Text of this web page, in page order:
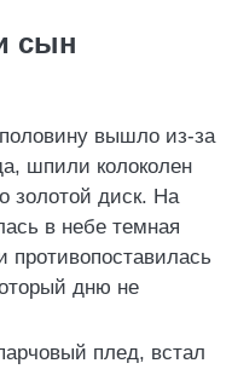
сын
вышло из-за
шпили колоколен
золотой диск. На
в небе темная
противопоставилась
дню не
плед, встал